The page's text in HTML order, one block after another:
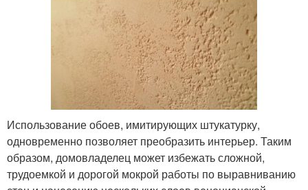
Использование обоев, имитирующих штукатурку,
одновременно позволяет преобразить интерьер. Таким
образом, домовладелец может избежать сложной,
трудоемкой и дорогой мокрой работы по выравниванию